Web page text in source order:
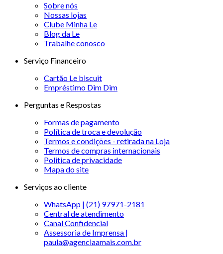
Sobre nós
Nossas lojas
Clube Minha Le
Blog da Le
Trabalhe conosco
Serviço Financeiro
Cartão Le biscuit
Empréstimo Dim Dim
Perguntas e Respostas
Formas de pagamento
Política de troca e devolução
Termos e condições - retirada na Loja
Termos de compras internacionais
Politica de privacidade
Mapa do site
Serviços ao cliente
WhatsApp | (21) 97971-2181
Central de atendimento
Canal Confidencial
Assessoria de Imprensa |
paula@agenciaamais.com.br